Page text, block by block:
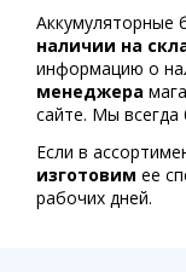
Аккумуляторные
наличии на
информацию о
менеджера
сайте. Мы
Если в
изготовим ее
рабочих дней.